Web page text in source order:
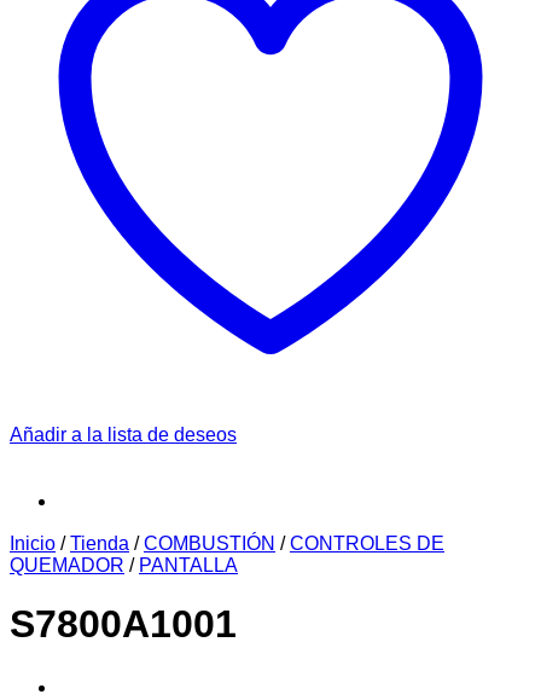
Añadir a la lista de deseos
Inicio / Tienda / COMBUSTIÓN / CONTROLES DE
QUEMADOR / PANTALLA
S7800A1001